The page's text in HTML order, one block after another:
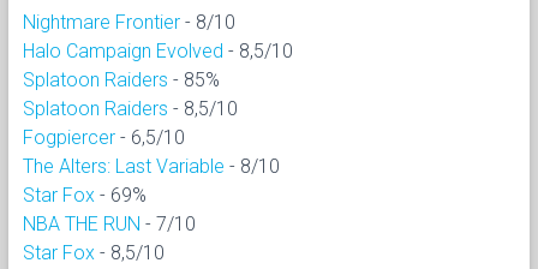
Nightmare Frontier - 8/10
Halo Campaign Evolved - 8,5/10
Splatoon Raiders - 85%
Splatoon Raiders - 8,5/10
Fogpiercer - 6,5/10
The Alters: Last Variable - 8/10
Star Fox - 69%
NBA THE RUN - 7/10
Star Fox - 8,5/10